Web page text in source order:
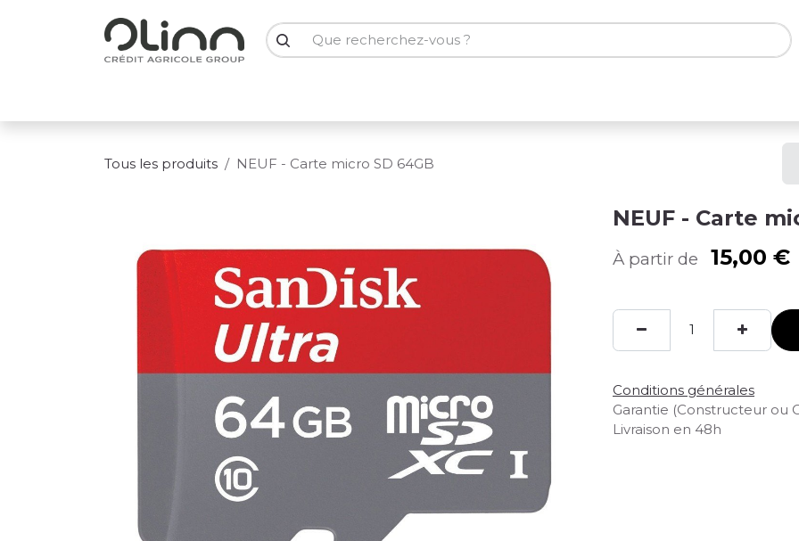
Tous les produits NEUF - Carte micro SD 64GB
NEUF - Carte
À partir de 15,00 €
Conditions générales
Garantie (Constructeur ou
Livraison en 48h